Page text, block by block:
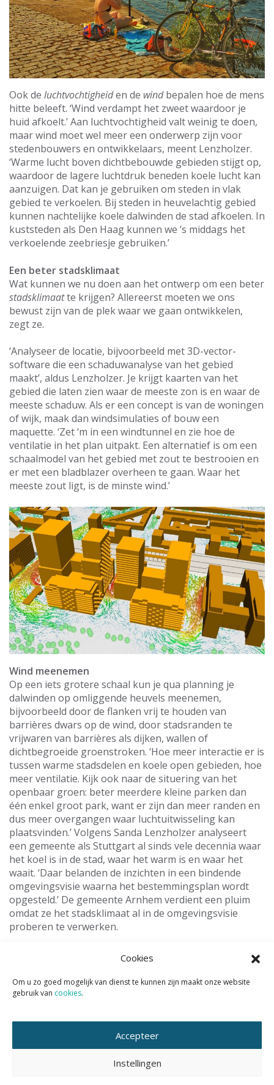
Cookies
Om u zo goed mogelijk van dienst te kunnen zijn maakt onze website
gebruik van cookies.
Accepteer
Instellingen
Ook de luchtvochtigheiden de windbepalen hoe de mens
hitte beleeft. ‘Wind verdampt het zweet waardoor je
huid afkoelt.’ Aan luchtvochtigheid valt weinig te doen,
maar wind moet wel meer een onderwerp zijn voor
stedenbouwers en ontwikkelaars, meent Lenzholzer.
‘Warme lucht boven dichtbebouwde gebieden stijgt op,
waardoor de lagere luchtdruk beneden koele lucht kan
aanzuigen. Dat kan je gebruiken om steden in vlak
gebied te verkoelen. Bij steden in heuvelachtig gebied
kunnen nachtelijke koele dalwinden de stad afkoelen. In
kuststeden als Den Haag kunnen we ’s middags het
verkoelende zeebriesje gebruiken.’
Een beter stadsklimaat
Wat kunnen we nu doen aan het ontwerp om een beter
stadsklimaatte krijgen? Allereerst moeten we ons
bewust zijn van de plek waar we gaan ontwikkelen,
zegt ze.
‘Analyseer de locatie, bijvoorbeeld met 3D-vector-
software die een schaduwanalyse van het gebied
maakt’, aldus Lenzholzer. Je krijgt kaarten van het
gebied die laten zien waar de meeste zon is en waar de
meeste schaduw. Als er een concept is van de woningen
of wijk, maak dan windsimulaties of bouw een
maquette. ‘Zet ‘m in een windtunnel en zie hoe de
ventilatie in het plan uitpakt. Een alternatief is om een
schaalmodel van het gebied met zout te bestrooien en
er met een bladblazer overheen te gaan. Waar het
meeste zout ligt, is de minste wind.’
Wind meenemen
Op een iets grotere schaal kun je qua planning je
dalwinden op omliggende heuvels meenemen,
bijvoorbeeld door de flanken vrij te houden van
barrières dwars op de wind, door stadsranden te
vrijwaren van barrières als dijken, wallen of
dichtbegroeide groenstroken. ‘Hoe meer interactie er is
tussen warme stadsdelen en koele open gebieden, hoe
meer ventilatie. Kijk ook naar de situering van het
openbaar groen: beter meerdere kleine parken dan
één enkel groot park, want er zijn dan meer randen en
dus meer overgangen waar luchtuitwisseling kan
plaatsvinden.’ Volgens Sanda Lenzholzer analyseert
een gemeente als Stuttgart al sinds vele decennia waar
het koel is in de stad, waar het warm is en waar het
waait. ‘Daar belanden de inzichten in een bindende
omgevingsvisie waarna het bestemmingsplan wordt
opgesteld.’ De gemeente Arnhem verdient een pluim
omdat ze het stadsklimaat al in de omgevingsvisie
proberen te verwerken.
Op de kleine schaal moeten we in de zomer zoveel
creëren, al dan niet geïntegreerd met PV-cellen om
elektriciteit te winnen. Er zijn ook flexibele oplossingen
of zelfs met gordijnen een heel plein van schaduw te